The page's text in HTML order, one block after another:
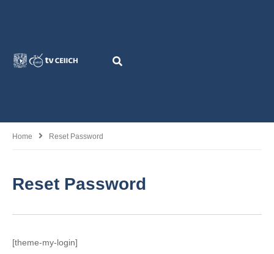
Home Reset Password
Reset Password
[theme-my-login]